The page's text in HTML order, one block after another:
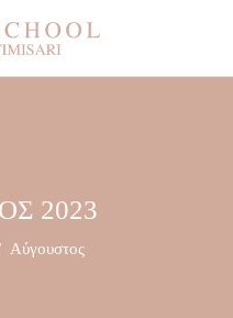
2023
Αύγουστος